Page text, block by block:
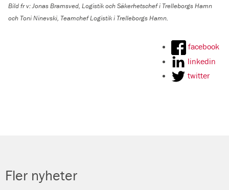
Fler nyheter
Bild fr v: Jonas Bramsved, Logistik och Säkerhetschef i Trelleborgs Hamn
och Toni Ninevski, Teamchef Logistik i Trelleborgs Hamn.
facebook
linkedin
twitter